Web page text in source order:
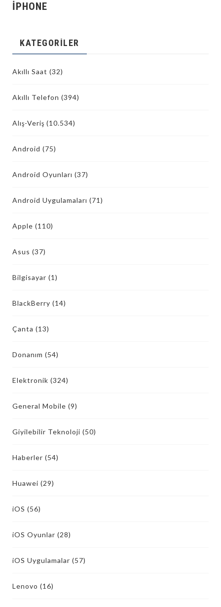
İPHONE
KATEGORILER
Akıllı Saat (32)
Akıllı Telefon (394)
Alış-Veriş (10.534)
Android (75)
Android Oyunları (37)
Android Uygulamaları (71)
Apple (110)
Asus (37)
Bilgisayar (1)
BlackBerry (14)
Çanta (13)
Donanım (54)
Elektronik (324)
General Mobile (9)
Giyilebilir Teknoloji (50)
Haberler (54)
Huawei (29)
iOS (56)
iOS Oyunlar (28)
iOS Uygulamalar (57)
Lenovo (16)